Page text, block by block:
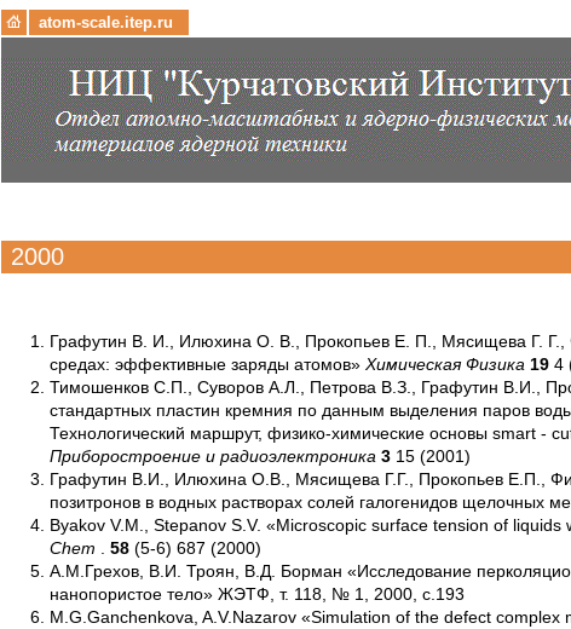
atom-scale.itep.ru
2000
Графутин В. И., Илюхина О. В., Прокопьев Е. П., Мясищева Г. Г.,
средах: эффективные заряды атомов» Химическая Физика 19 4
Тимошенков С.П., Суворов А.Л., Петрова В.З., Графутин В.И.,
стандартных пластин кремния по данным выделения паров
Технологический маршрут, физико-химические основы smart -
Приборостроение и радиоэлектроника 3 15 (2001)
Графутин В.И., Илюхина О.В., Мясищева Г.Г., Прокопьев Е.П.,
позитронов в водных растворах солей галогенидов щелочных
Byakov V.M., Stepanov S.V. «Microscopic surface tension of
Chem . 58 (5-6) 687 (2000)
А.М.Грехов, В.И. Троян, В.Д. Борман «Исследование
нанопористое тело» ЖЭТФ, т. 118, № 1, 2000, с.193
M.G.Ganchenkova, A.V.Nazarov «Simulation of the defect